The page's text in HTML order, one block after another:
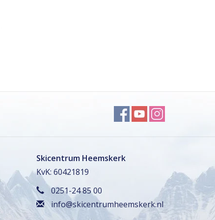
Skicentrum Heemskerk
KvK: 60421819
0251-24 85 00
info@skicentrumheemskerk.nl